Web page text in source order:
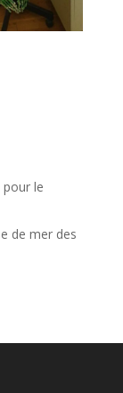
le
de mer des